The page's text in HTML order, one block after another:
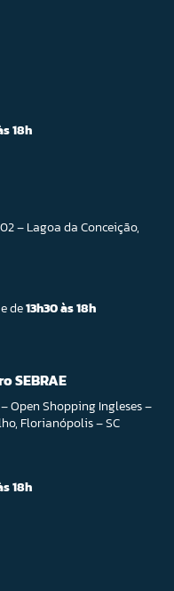
18h
– Lagoa da Conceição,
de13h30 às 18h
SEBRAE
Open Shopping Ingleses –
Florianópolis – SC
18h